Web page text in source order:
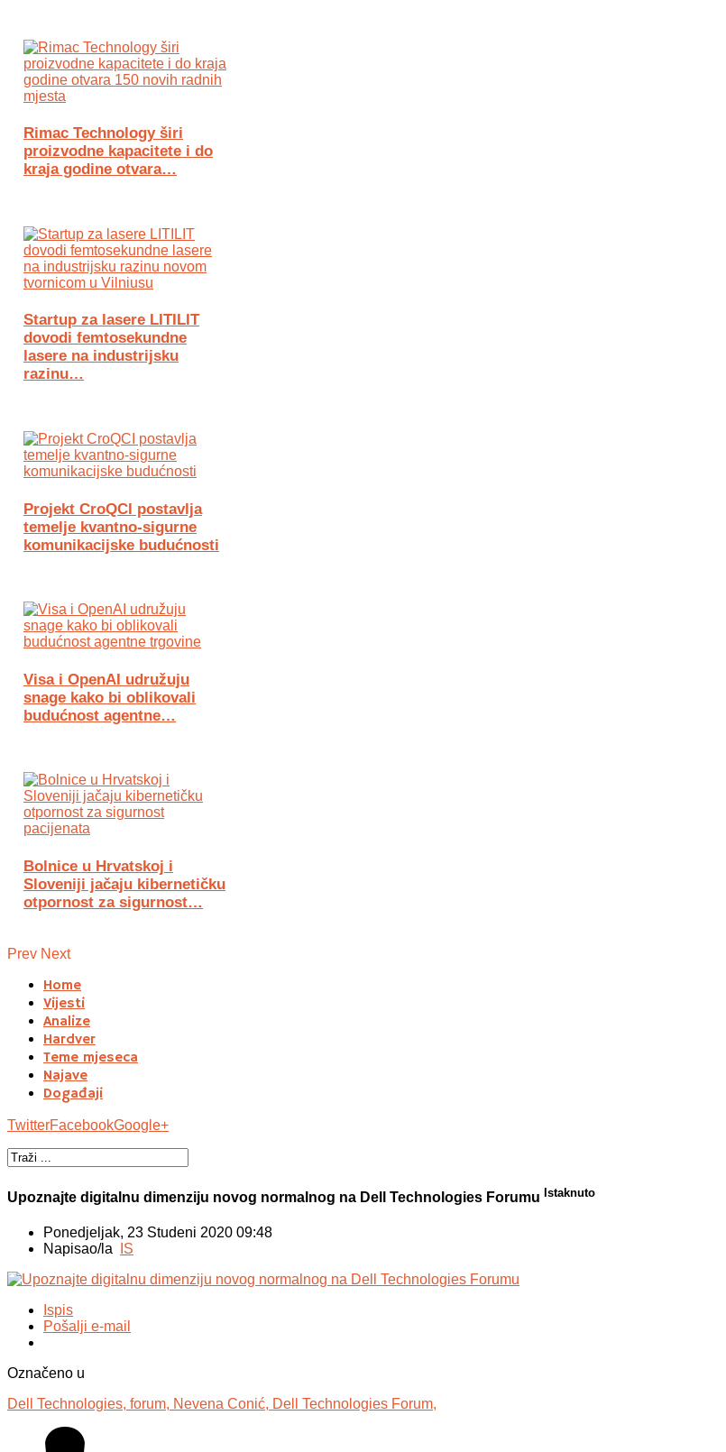
Rimac Technology širi
proizvodne kapacitete i do
kraja godine otvara…
Startup za lasere LITILIT
dovodi femtosekundne
lasere na industrijsku
razinu…
Projekt CroQCI postavlja
temelje kvantno-sigurne
komunikacijske budućnosti
Visa i OpenAI udružuju
snage kako bi oblikovali
budućnost agentne…
Bolnice u Hrvatskoj i
Sloveniji jačaju kibernetičku
otpornost za sigurnost…
Prev Next
Home
Vijesti
Analize
Hardver
Teme mjeseca
Najave
Događaji
TwitterFacebookGoogle+
Upoznajte digitalnu dimenziju novog normalnog na Dell Technologies Forumu Istaknuto
Ponedjeljak, 23 Studeni 2020 09:48
Napisao/la
IS
Ispis
Pošalji e-mail
Označeno u
Dell Technologies, forum, Nevena Conić, Dell Technologies Forum,